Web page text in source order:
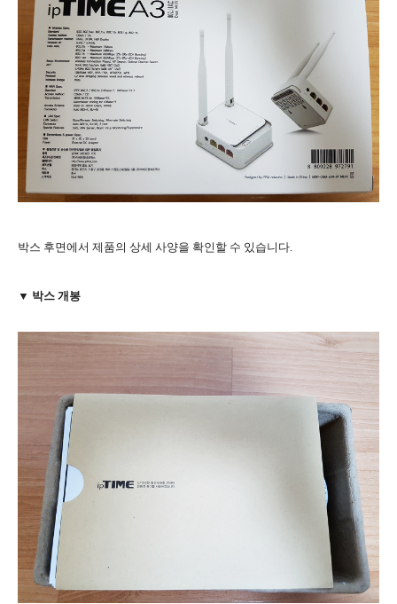
박스 후면에서 제품의 상세 사양을 확인할 수 있습니다.
▼ 박스 개봉